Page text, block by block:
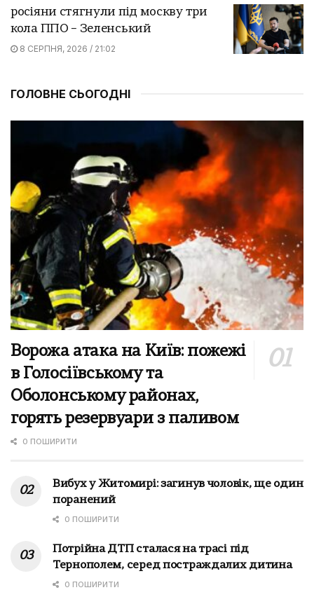
росіяни стягнули під москву три
кола ППО – Зеленський
8 СЕРПНЯ, 2026 / 21:02
ГОЛОВНЕ СЬОГОДНІ
Ворожа атака на Київ: пожежі
в Голосіївському та
Оболонському районах,
горять резервуари з паливом
0 ПОШИРИТИ
Вибух у Житомирі: загинув чоловік, ще один
поранений
0 ПОШИРИТИ
Потрійна ДТП сталася на трасі під
Тернополем, серед постраждалих дитина
0 ПОШИРИТИ